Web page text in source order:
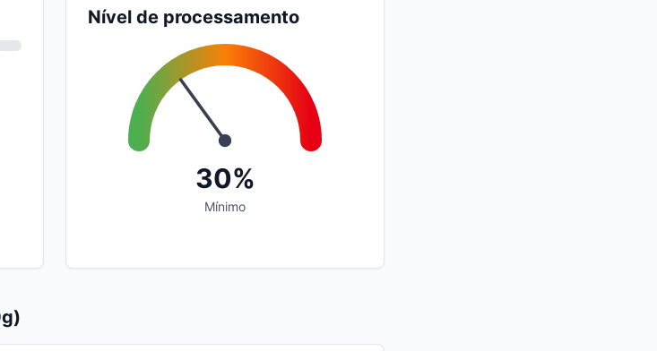
Nível de processamento
30%
Mínimo